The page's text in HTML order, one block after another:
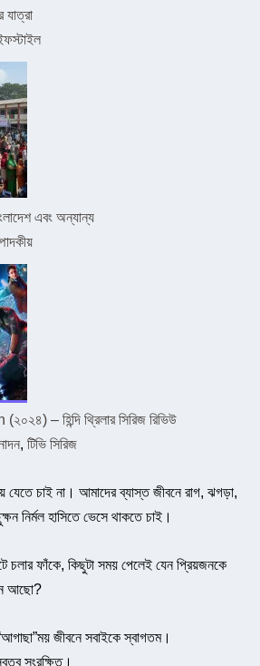
যাত্রা
এবং অন্যান্য
– হিন্দি থ্রিলার সিরিজ রিভিউ
, টিভি সিরিজ
যেতে চাই না। আমাদের ব্যাস্ত জীবনে রাগ, ঝগড়া,
নির্মল হাসিতে ভেসে থাকতে চাই।
চলার ফাঁকে, কিছুটা সময় পেলেই যেন প্রিয়জনকে
আছো?
জীবনে সবাইকে স্বাগতম।
সংরক্ষিত।